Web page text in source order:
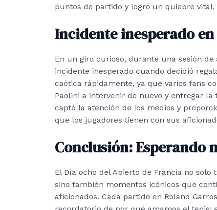
puntos de partido y logró un quiebre
Incidente inesperado
En un giro curioso, durante una sesión
incidente inesperado cuando decidió
caótica rápidamente, ya que varios fans
Paolini a intervenir de nuevo y entregar
captó la atención de los medios y
que los jugadores tienen con sus
Conclusión: Esperando
El Día ocho del Abierto de Francia no
sino también momentos icónicos que
aficionados. Cada partido en Roland